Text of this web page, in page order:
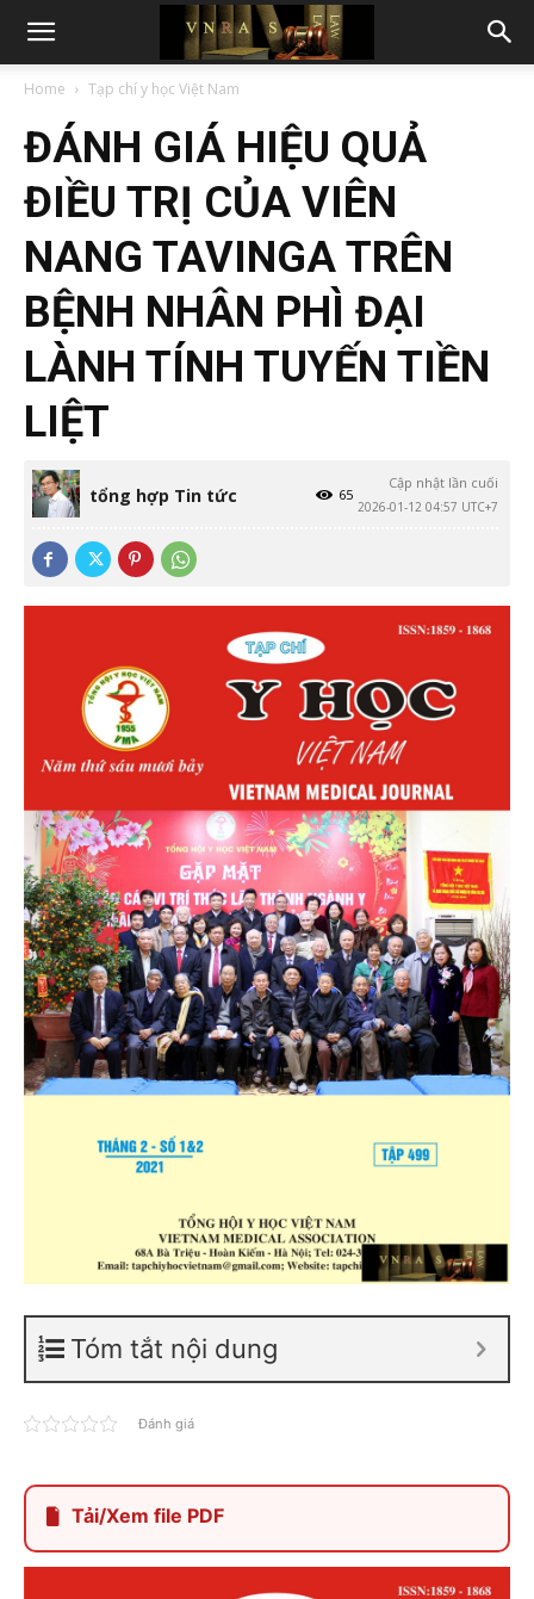
Home Tạp chí y học Việt Nam
ĐÁNH GIÁ HIỆU QUẢ
ĐIỀU TRỊ CỦA VIÊN
NANG TAVINGA TRÊN
BỆNH NHÂN PHÌ ĐẠI
LÀNH TÍNH TUYẾN TIỀN
LIỆT
tổng hợp Tin tức
Cập nhật lần cuối
2026-01-12 04:57 UTC+7
65
Tóm tắt nội dung
Đánh giá
Tải/Xem file PDF